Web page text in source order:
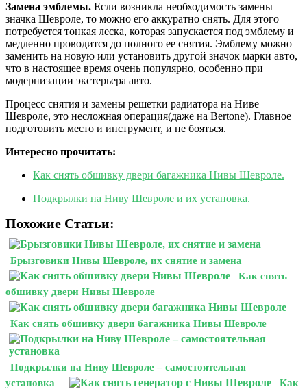
Замена эмблемы. Если возникла необходимость замены
значка Шевроле, то можно его аккуратно снять. Для этого
потребуется тонкая леска, которая запускается под эмблему и
медленно проводится до полного ее снятия. Эмблему можно
заменить на новую или установить другой значок марки авто,
что в настоящее время очень популярно, особенно при
модернизации экстерьера авто.
Процесс снятия и замены решетки радиатора на Ниве
Шевроле, это несложная операция(даже на Bertone). Главное
подготовить место и инструмент, и не бояться.
Интересно прочитать:
Как снять обшивку двери багажника Нивы Шевроле.
Подкрылки на Ниву Шевроле и их установка.
Похожие Статьи:
Брызговики Нивы Шевроле, их снятие и замена
Как снять
обшивку двери Нивы Шевроле
Как снять обшивку двери багажника Нивы Шевроле
Подкрылки на Ниву Шевроле – самостоятельная
установка
Как